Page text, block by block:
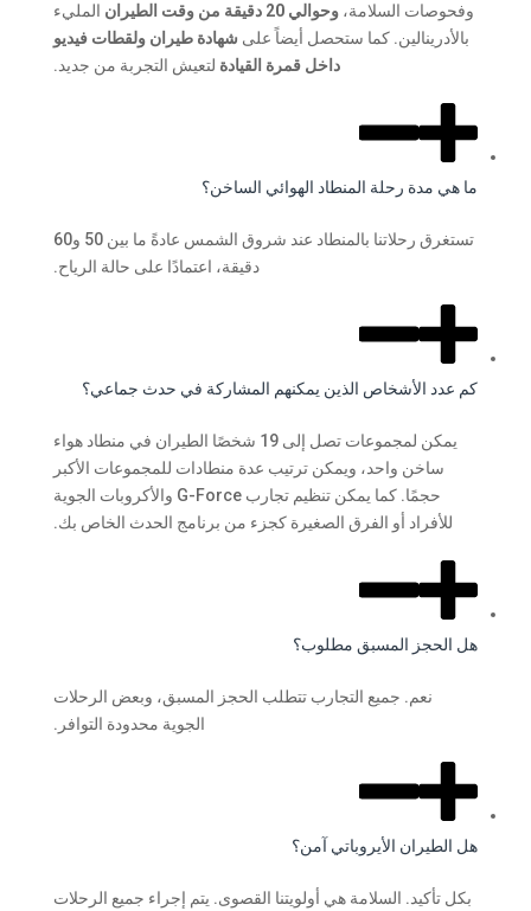
وفحوصات السلامة،وحوالي 20 دقيقة من وقت الطيران
المليء
بالأدرينالين. كما ستحصل أيضاً على شهادة طيران ولقطات فيديو
داخل قمرة القيادة لتعيش التجربة من جديد.
ما هي مدة رحلة المنطاد الهوائي الساخن؟
تستغرق رحلاتنا بالمنطاد عند شروق الشمس عادةً ما بين 50 و60
دقيقة، اعتمادًا على حالة الرياح.
كم عدد الأشخاص الذين يمكنهم المشاركة في حدث جماعي؟
يمكن لمجموعات تصل إلى 19 شخصًا الطيران في منطاد هواء
ساخن واحد، ويمكن ترتيب عدة منطادات للمجموعات الأكبر
حجمًا. كما يمكن تنظيم تجارب G-Force والأكروبات الجوية
للأفراد أو الفرق الصغيرة كجزء من برنامج الحدث الخاص بك.
هل الحجز المسبق مطلوب؟
نعم. جميع التجارب تتطلب الحجز المسبق، وبعض الرحلات
الجوية محدودة التوافر.
هل الطيران الأيروباتي آمن؟
بكل تأكيد. السلامة هي أولويتنا القصوى. يتم إجراء جميع الرحلات